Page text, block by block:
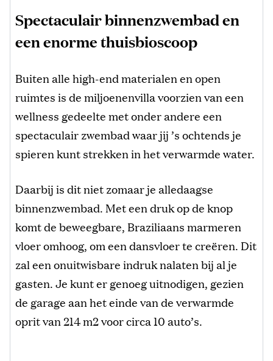
Spectaculair binnenzwembad en
een enorme thuisbioscoop
Buiten alle high-end materialen en open
ruimtes is de miljoenenvilla voorzien van een
wellness gedeelte met onder andere een
spectaculair zwembad waar jij ’s ochtends je
spieren kunt strekken in het verwarmde water.
Daarbij is dit niet zomaar je alledaagse
binnenzwembad. Met een druk op de knop
komt de beweegbare, Braziliaans marmeren
vloer omhoog, om een dansvloer te creëren. Dit
zal een onuitwisbare indruk nalaten bij al je
gasten. Je kunt er genoeg uitnodigen, gezien
de garage aan het einde van de verwarmde
oprit van 214 m2 voor circa 10 auto’s.